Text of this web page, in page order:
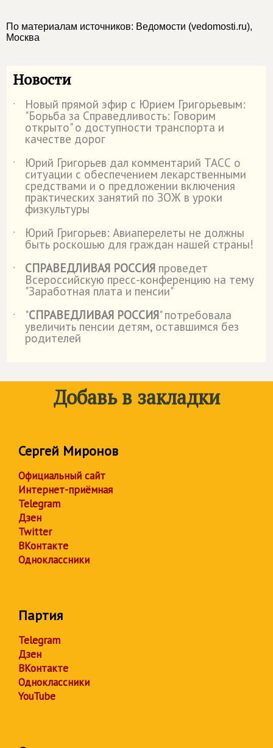
По материалам источников: Ведомости (vedomosti.ru),
Москва
Новости
˙ Новый прямой эфир с Юрием Григорьевым:
"Борьба за Справедливость: Говорим
открыто" о доступности транспорта и
качестве дорог
˙
Юрий Григорьев дал комментарий ТАСС о
ситуации с обеспечением лекарственными
средствами и о предложении включения
практических занятий по ЗОЖ в уроки
физкультуры
˙
Юрий Григорьев: Авиаперелеты не должны
быть роскошью для граждан нашей страны!
˙
СПРАВЕДЛИВАЯ РОССИЯ проведет
Всероссийскую пресс-конференцию на тему
"Заработная плата и пенсии"
˙
"СПРАВЕДЛИВАЯ РОССИЯ" потребовала
увеличить пенсии детям, оставшимся без
родителей
Добавь в закладки
Сергей Миронов
Официальный сайт
Интернет-приёмная
Telegram
Дзен
Twitter
ВКонтакте
Одноклассники
Партия
Telegram
Дзен
ВКонтакте
Одноклассники
YouTube